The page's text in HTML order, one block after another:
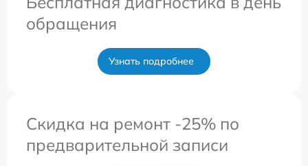
обращения
Узнать подробнее
Скидка на ремонт -25% по
предварительной записи